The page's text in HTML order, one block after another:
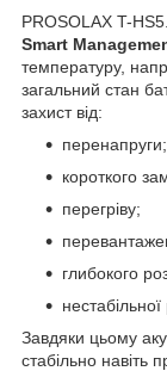
PROSOLAX T-
Smart
температуру,
загальний стан
захист від:
перенапруги;
короткого
перегріву;
глибокого
Завдяки цьому
стабільно навіть